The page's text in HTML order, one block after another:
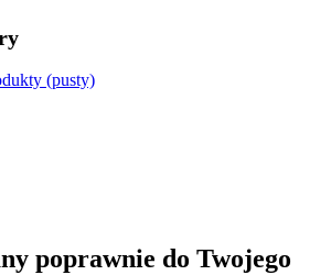
(pusty)
poprawnie do Twojego